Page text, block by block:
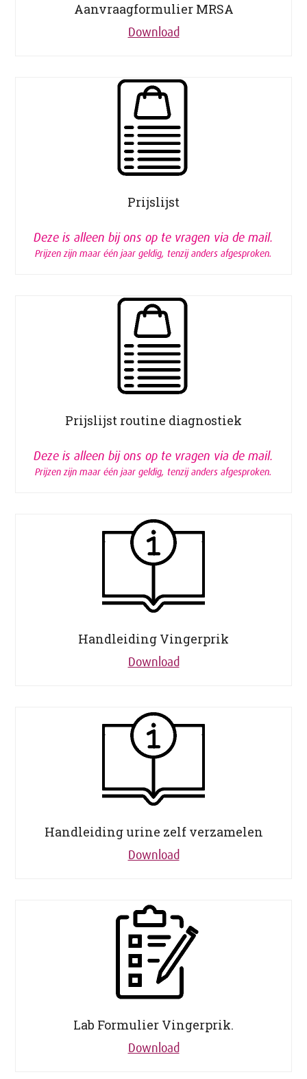
Aanvraagformulier MRSA
Download
Prijslijst
Deze is alleen bij ons op te vragen via de mail.
Prijzen zijn maar één jaar geldig, tenzij anders afgesproken.
Prijslijst routine diagnostiek
Deze is alleen bij ons op te vragen via de mail.
Prijzen zijn maar één jaar geldig, tenzij anders afgesproken.
Handleiding Vingerprik
Download
Handleiding urine zelf verzamelen
Download
Lab Formulier Vingerprik.
Download